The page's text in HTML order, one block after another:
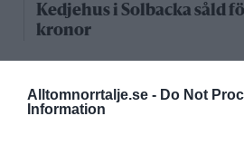
Alltomnorrtalje.se - Do Not
Information
Kedjehus i Solbacka såld
kronor
27/4 NYA BOLAG